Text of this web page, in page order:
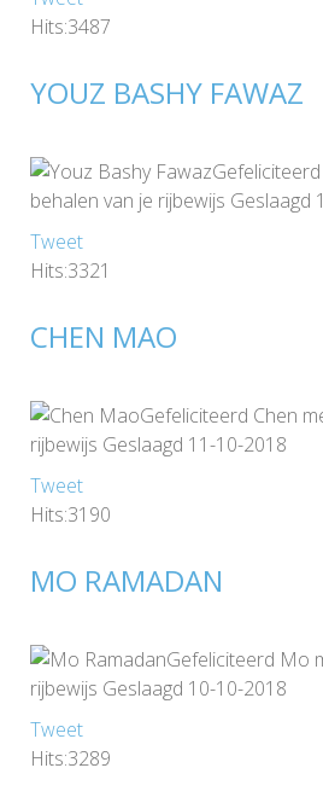
Hits:3487
YOUZ BASHY FAWAZ
behalen van je rijbewijs Geslaagd
Tweet
Hits:3321
CHEN MAO
Gefeliciteerd Chen
rijbewijs Geslaagd 11-10-2018
Tweet
Hits:3190
MO RAMADAN
Gefeliciteerd Mo
rijbewijs Geslaagd 10-10-2018
Tweet
Hits:3289